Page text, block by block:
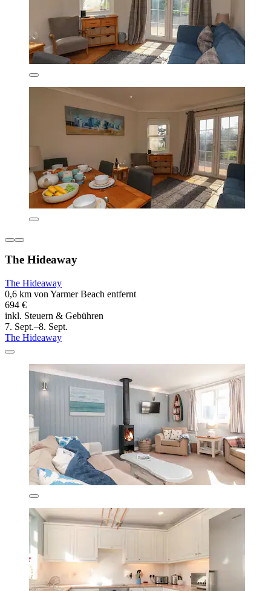
The Hideaway
The Hideaway
0,6 km von Yarmer Beach entfernt
694 €
inkl. Steuern & Gebühren
7. Sept.–8. Sept.
The Hideaway